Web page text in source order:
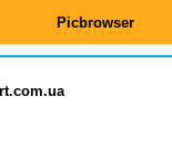
Picbrowser